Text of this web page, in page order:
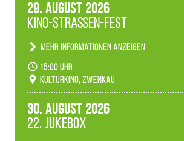
29. August 2026
Kino-Straßen-Fest
Mehr Informationen anzeigen
Konzert unserer Zwenkauer Schüler
Schülerinnen zum Fest des
15:00 Uhr
Kulturkino, Zwenkau
30. August 2026
22. Jukebox